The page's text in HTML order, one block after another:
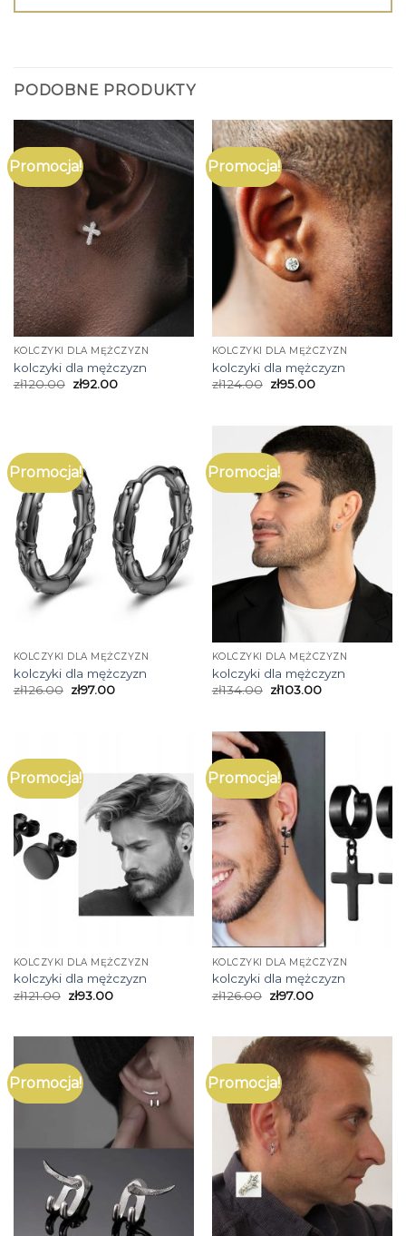
PODOBNE PRODUKTY
Promocja!
KOLCZYKI DLA MĘŻCZYZN
kolczyki dla mężczyzn
zł120.00 zł92.00
Promocja!
KOLCZYKI DLA MĘŻCZYZN
kolczyki dla mężczyzn
zł124.00 zł95.00
Promocja!
KOLCZYKI DLA MĘŻCZYZN
kolczyki dla mężczyzn
zł126.00 zł97.00
Promocja!
KOLCZYKI DLA MĘŻCZYZN
kolczyki dla mężczyzn
zł134.00 zł103.00
Promocja!
KOLCZYKI DLA MĘŻCZYZN
kolczyki dla mężczyzn
zł121.00 zł93.00
Promocja!
KOLCZYKI DLA MĘŻCZYZN
kolczyki dla mężczyzn
zł126.00 zł97.00
Promocja! Promocja!